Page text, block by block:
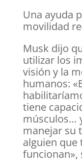
Una ayuda
movilidad
Musk dijo
utilizar los
visión y la
humanos:
tiene
músculos…
manejar su
alguien que
funcionan»,